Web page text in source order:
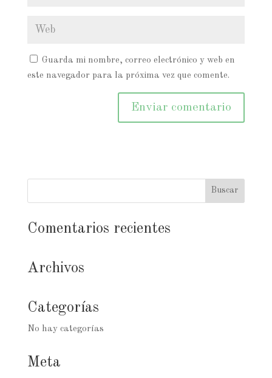
Guarda mi nombre, correo electrónico y web en
este navegador para la próxima vez que comente.
Comentarios recientes
Archivos
Categorías
No hay categorías
Meta